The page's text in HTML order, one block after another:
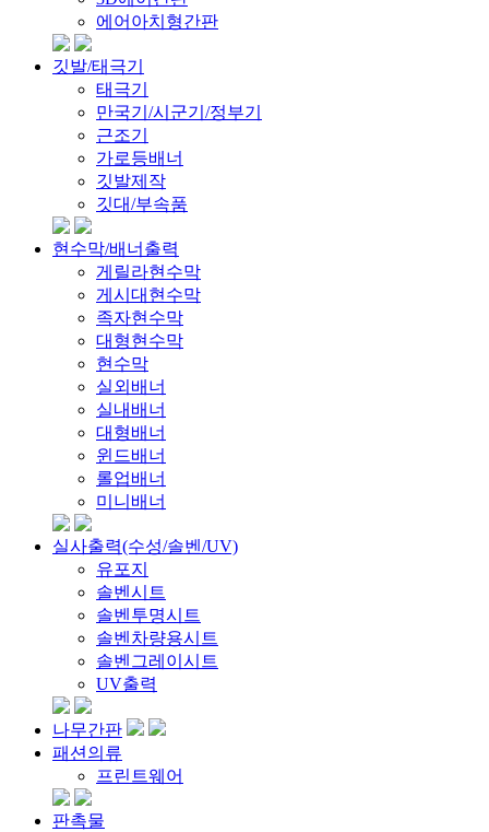
에어아치형간판
깃발/태극기
태극기
만국기/시군기/정부기
근조기
가로등배너
깃발제작
깃대/부속품
현수막/배너출력
게릴라현수막
게시대현수막
족자현수막
대형현수막
현수막
실외배너
실내배너
대형배너
윈드배너
롤업배너
미니배너
실사출력(수성/솔벤/UV)
유포지
솔벤시트
솔벤투명시트
솔벤차량용시트
솔벤그레이시트
UV출력
나무간판
패션의류
프린트웨어
판촉물